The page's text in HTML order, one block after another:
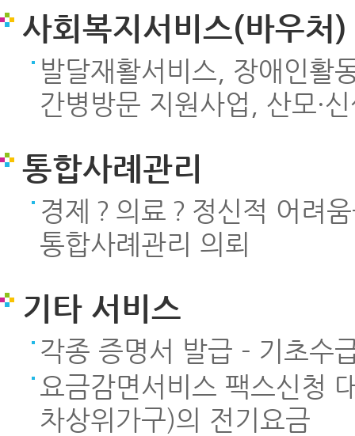
사회복지서비스(바우처
발달재활서비스, 장애인활
간병방문 지원사업, 산모·
통합사례관리
경제？의료？정신적 어려
통합사례관리 의뢰
기타 서비스
각종 증명서 발급 - 기초수
요금감면서비스 팩스신청
차상위가구)의 전기요금